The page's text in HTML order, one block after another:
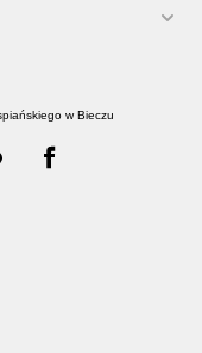
w Bieczu